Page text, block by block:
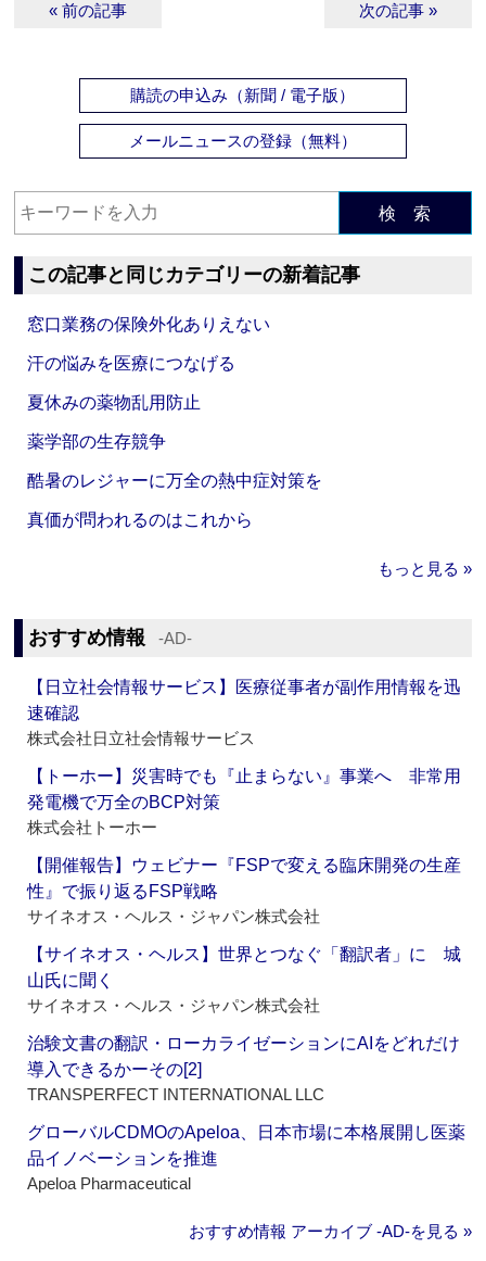
« 前の記事 次の記事 »
購読の申込み（新聞 / 電子版）
メールニュースの登録（無料）
検 索
この記事と同じカテゴリーの新着記事
窓口業務の保険外化ありえない
汗の悩みを医療につなげる
夏休みの薬物乱用防止
薬学部の生存競争
酷暑のレジャーに万全の熱中症対策を
真価が問われるのはこれから
もっと見る »
おすすめ情報 ‐AD‐
【日立社会情報サービス】医療従事者が副作用情報を迅
速確認
株式会社日立社会情報サービス
【トーホー】災害時でも『止まらない』事業へ 非常用
発電機で万全のBCP対策
株式会社トーホー
【開催報告】ウェビナー『FSPで変える臨床開発の生産
性』で振り返るFSP戦略
サイネオス・ヘルス・ジャパン株式会社
【サイネオス・ヘルス】世界とつなぐ「翻訳者」に 城
山氏に聞く
サイネオス・ヘルス・ジャパン株式会社
治験文書の翻訳・ローカライゼーションにAIをどれだけ
導入できるかーその[2]
TRANSPERFECT INTERNATIONAL LLC
グローバルCDMOのApeloa、日本市場に本格展開し医薬
品イノベーションを推進
Apeloa Pharmaceutical
おすすめ情報 アーカイブ ‐AD‐を見る »